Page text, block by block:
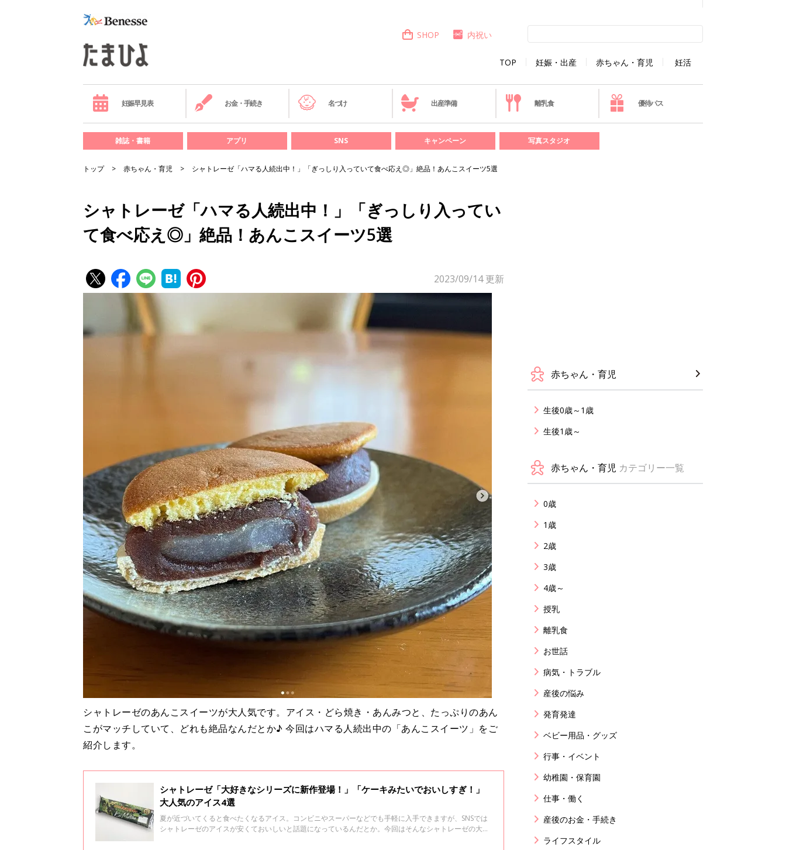
TOP 妊娠・出産 赤ちゃん・育児 妊活
SHOP 内祝い
妊娠早見表 お金・手続き 名づけ 出産準備 離乳食 優待パス
雑誌・書籍 アプリ SNS キャンペーン 写真スタジオ
トップ 赤ちゃん・育児 シャトレーゼ「ハマる人続出中！」「ぎっしり入っていて食べ応え◎」絶品！あんこスイーツ5選
シャトレーゼ「ハマる人続出中！」「ぎっしり入ってい
て食べ応え◎」絶品！あんこスイーツ5選
2023/09/14更新
シャトレーゼのあんこスイーツが大人気です。アイス・どら焼き・あんみつと、たっぷりのあん
こがマッチしていて、どれも絶品なんだとか♪ 今回はハマる人続出中の「あんこスイーツ」をご
紹介します。
シャトレーゼ「大好きなシリーズに新作登場！」「ケーキみたいでおいしすぎ！」
大人気のアイス4選
夏が近づいてくると食べたくなるアイス。コンビニやスーパーなどでも手軽に入手できますが、SNSでは
シャトレーゼのアイスが安くておいしいと話題になっているんだとか。今回はそんなシャトレーゼの大人
赤ちゃん・育児
生後0歳～1歳
生後1歳～
赤ちゃん・育児 カテゴリー一覧
0歳
1歳
2歳
3歳
4歳～
授乳
離乳食
お世話
病気・トラブル
産後の悩み
発育発達
ベビー用品・グッズ
行事・イベント
幼稚園・保育園
仕事・働く
産後のお金・手続き
ライフスタイル